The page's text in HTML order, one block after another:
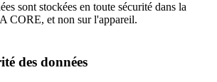
sont stockées en toute sécurité dans la
CORE, et non sur l'appareil.
des données